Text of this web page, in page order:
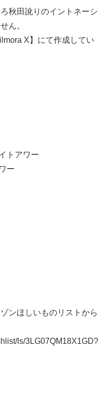
秋田訛りのイントネーシ
ん。
X】にて作成してい
トアワー
ー
ンほしいものリストから
ls/3LG07QM18X1GD?